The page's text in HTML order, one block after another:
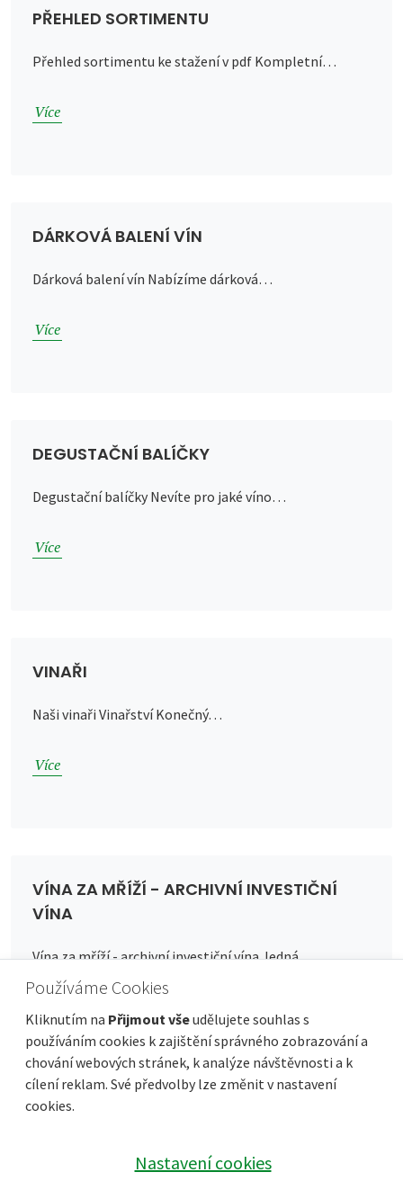
PŘEHLED SORTIMENTU
Přehled sortimentu ke stažení v pdf Kompletní…
Více
DÁRKOVÁ BALENÍ VÍN
Dárková balení vín Nabízíme dárková…
Více
DEGUSTAČNÍ BALÍČKY
Degustační balíčky Nevíte pro jaké víno…
Více
VINAŘI
Naši vinaři Vinařství Konečný…
Více
VÍNA ZA MŘÍŽÍ - ARCHIVNÍ INVESTIČNÍ
VÍNA
Vína za mříží - archivní investiční vína Jedná…
Používáme Cookies
Kliknutím na Přijmout všeudělujete souhlas s
používáním cookies k zajištění správného zobrazování a
chování webových stránek, k analýze návštěvnosti a k
cílení reklam. Své předvolby lze změnit v nastavení
cookies.
Nastavení cookies